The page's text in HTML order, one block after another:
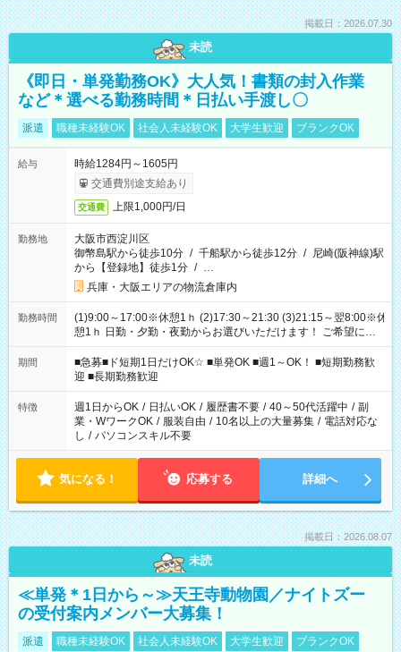
掲載日：2026.07.30
未読
《即日・単発勤務OK》大人気！書類の封入作業
など＊選べる勤務時間＊日払い手渡し〇
派遣 職種未経験OK 社会人未経験OK 大学生歓迎 ブランクOK
給与
時給1284円～1605円
交通費別途支給あり
交通費 上限1,000円/日
勤務地
大阪市西淀川区
御幣島駅から徒歩10分 / 千船駅から徒歩12分 / 尼崎(阪神線)駅
から【登録地】徒歩1分 / …
兵庫・大阪エリアの物流倉庫内
勤務時間
(1)9:00～17:00※休憩1ｈ (2)17:30～21:30 (3)21:15～翌8:00※休
憩1ｈ 日勤・夕勤・夜勤からお選びいただけます！ ご希望に合
わせて働けるお仕事です(*^^*) 【その他選べる勤務時間】 8-17
時/9-17時/9-18時/10-18時/11-21時/18-22時/20-翌4時/21-翌5
時/22-翌6時/0-翌8時 ご自身のご都合で選んで頂ける完全自由シ
フト！
期間
■急募■ド短期1日だけOK☆ ■単発OK ■週1～OK！ ■短期勤務歓
迎 ■長期勤務歓迎
特徴 週1日からOK / 日払いOK / 履歴書不要 / 40～50代活躍中 / 副
業・WワークOK / 服装自由 / 10名以上の大量募集 / 電話対応な
し / パソコンスキル不要
気になる！ 応募する 詳細へ
掲載日：2026.08.07
未読
≪単発＊1日から～≫天王寺動物園／ナイトズー
の受付案内メンバー大募集！
派遣 職種未経験OK 社会人未経験OK 大学生歓迎 ブランクOK